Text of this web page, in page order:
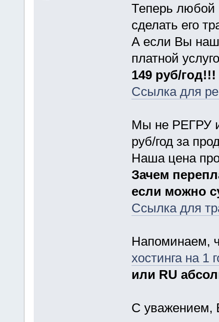
Теперь любой
сделать его
А если Вы наш
платной
149 руб/год!!!
Ссылка для
Мы не РЕГРУ и
руб/год за
Наша цена
Зачем
если можно
Ссылка для
Напоминаем,
хостинга на 1
или RU
С уважением,